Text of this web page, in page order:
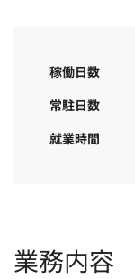
稼働日数
常駐日数
就業時間
業務内容